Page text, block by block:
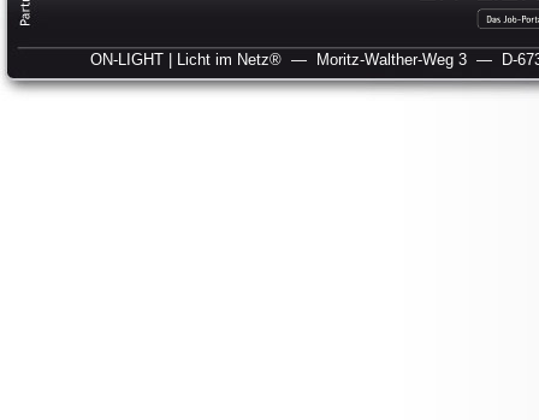
ON-LIGHT | Licht im Netz® — Moritz-Walther-Weg 3 — D-